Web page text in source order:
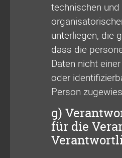
technischen und
unterliegen, die
dass die
Daten nicht
oder
Person
g)
für die